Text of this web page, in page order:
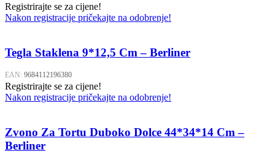
Registrirajte se za cijene!
Nakon registracije pričekajte na odobrenje!
Tegla Staklena 9*12,5 Cm – Berliner
EAN: 9684112196380
Registrirajte se za cijene!
Nakon registracije pričekajte na odobrenje!
Zvono Za Tortu Duboko Dolce 44*34*14 Cm –
Berliner